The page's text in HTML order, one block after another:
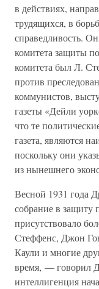
в действиях,
трудящихся, в
справедливость.
комитета защиты
комитета был Л.
против
коммунистов,
газеты «Дейли
что те
газета, являются
поскольку они
из нынешнего
Весной 1931 года
собрание в защиту
присутствовало
Стеффенс, Джон
Каули и многие
время, — говорил
интеллигенция